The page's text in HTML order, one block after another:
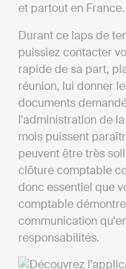
et partout en France.
Durant ce laps de
puissiez contacter
rapide de sa part,
réunion, lui donner
documents
l'administration de
mois puissent
peuvent être très
clôture comptable
donc essentiel que
comptable
communication
responsabilités.